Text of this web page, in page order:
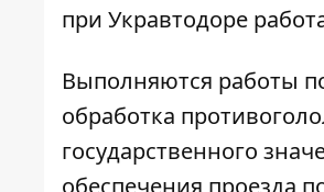
при Укравтодоре
Выполняются работы
обработка
государственного
обеспечения проезда